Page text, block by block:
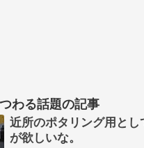
わる話題の記事
近所のポタリング用と
が欲しいな。